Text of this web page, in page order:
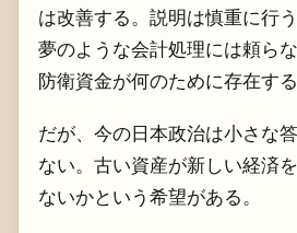
は改善する。説明は慎重に行
夢のような会計処理には頼ら
防衛資金が何のために存在す
だが、今の日本政治は小さな
ない。古い資産が新しい経済
ないかという希望がある。